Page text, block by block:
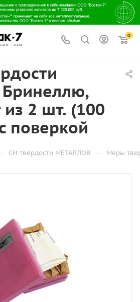
0
2 шт. (100
поверкой
СИ твёрдости МЕТАЛЛОВ — Меры